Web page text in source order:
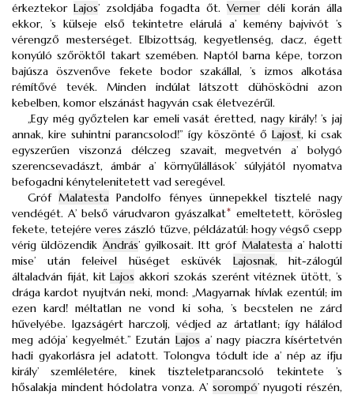
érkeztekorLajos’ zsoldjába fogadta őt.Vernerdéli korán álla
ekkor, ’s külseje első tekintetre elárulá a’ kemény bajvivót ’s
vérengző mesterséget. Elbizottság, kegyetlenség, dacz, égett
konyúló szőröktől takart szemében. Naptól barna képe, torzon
bajúsza öszvenőve fekete bodor szakállal, ’s izmos alkotása
rémítővé tevék. Minden indúlat látszott dühösködni azon
kebelben, komor elszánást hagyván csak életvezérűl.
„Egy még győztelen kar emeli vasát éretted, nagy király! ’s jaj
annak, kire suhintni parancsolod!” így köszönté ő Lajost, ki csak
egyszerűen viszonzá délczeg szavait, megvetvén a’ bolygó
szerencsevadászt, ámbár a’ környűlállások’ súlyjától nyomatva
befogadni kénytelenitetett vad seregével.
GrófMalatesta Pandolfo fényes ünnepekkel tisztelé nagy
vendégét. A’ belső várudvaron gyászalkat*
emeltetett, körösleg
fekete, tetejére veres zászló tűzve, példázatúl: hogy végső csepp
vérig üldözendik András’ gyilkosait. Itt gróf Malatestaa’ halotti
mise’ után feleivel hüséget esküvék Lajosnak, hit-zálogúl
általadván fiját, kitLajos akkori szokás szerént vitéznek ütött, ’s
drága kardot nyujtván neki, mond: „Magyarnak hívlak ezentúl; im
ezen kard! méltatlan ne vond ki soha, ’s becstelen ne zárd
hűvelyébe. Igazságért harczolj, védjed az ártatlant; így hálálod
meg adója’ kegyelmét.” Ezután Lajos a’ nagy piaczra kísértetvén
hadi gyakorlásra jel adatott. Tolongva tódult ide a’ nép az ifju
király’ szemléletére, kinek tiszteletparancsoló tekintete ’s
hősalakja mindent hódolatra vonza. A’ sorompó’ nyugoti részén,